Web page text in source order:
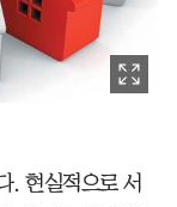
. 현실적으로 서